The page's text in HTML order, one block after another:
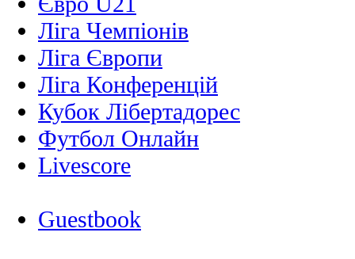
Ліга Чемпіонів
Ліга Європи
Ліга Конференцій
Кубок Лібертадорес
Футбол Онлайн
Livescore
Guestbook